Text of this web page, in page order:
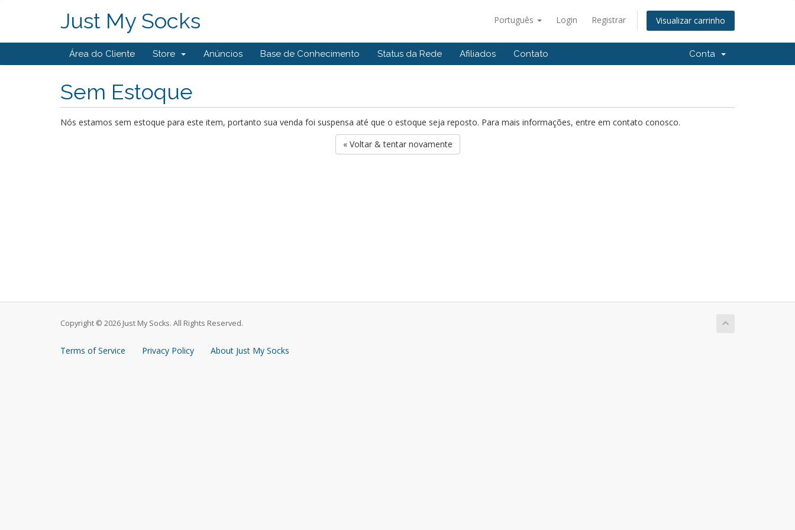
Português Login Registrar Visualizar carrinho
Just My Socks
Área do Cliente Store Anúncios Base de Conhecimento Status da Rede Afiliados Contato Conta
Sem Estoque
Nós estamos sem estoque para este item, portanto sua venda foi suspensa até que o estoque seja reposto. Para mais informações, entre em contato conosco.
« Voltar & tentar novamente
Copyright © 2026 Just My Socks. All Rights Reserved.
Terms of Service Privacy Policy About Just My Socks